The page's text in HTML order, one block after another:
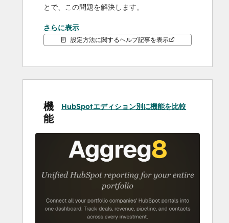
とで、この問題を解決します。
各ポートフォリオ企業のHubSpotアカウント
にログインして個別のレポートを取得し、ス
Aggreg8を使えば、ポートフォリオ全体を1つ
の場所からリアルタイムで把握できます。
ポートフォリオ企業のHubSpotポータルに接
続すれば、すぐに確認できます：
ポートフォリオ全体の収益追跡 - すべ
ての投資先企業において、成約した収
引の速度を監視します。目標を達成し
ている投資先と注意が必要な投資先を
即座に特定できます。
投資先全体でのセールスファネルの健
さらに表示
設定方法に関するヘルプ記事を表示
機
能
HubSpotエディション別に機能を比較